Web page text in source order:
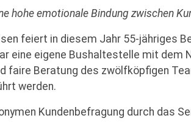
hohe emotionale Bindung zwischen
feiert in diesem Jahr 55-jähriges
eine eigene Bushaltestelle mit dem
faire Beratung des zwölfköpfigen
werden.
Kundenbefragung durch das